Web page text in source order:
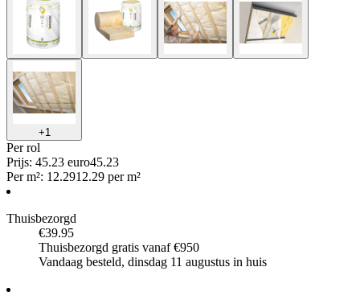
+1
Per rol
Prijs: 45.23 euro45.23
Per m²: 12.2912.29 per m²
Thuisbezorgd
€39.95
Thuisbezorgd gratis vanaf €950
Vandaag besteld, dinsdag 11 augustus in huis